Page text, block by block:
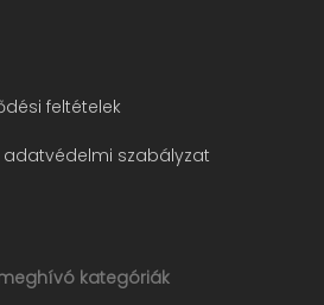
feltételek
adatvédelmi szabályzat
kategóriák